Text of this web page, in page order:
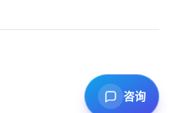
咨询